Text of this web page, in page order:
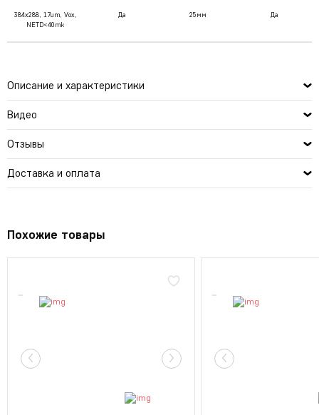
Описание и характеристики
Видео
Отзывы
Доставка и оплата
384x288, 17um, Vox,
NETD<40mk
Да 25мм Да
Похожие товары